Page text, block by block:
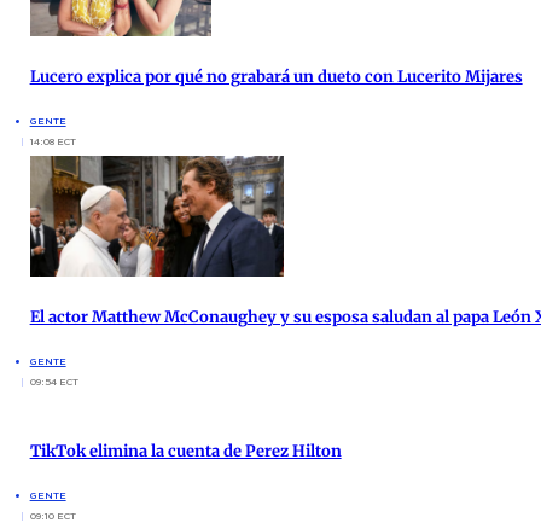
Lucero explica por qué no grabará un dueto con Lucerito Mijares
GENTE
14:08 ECT
El actor Matthew McConaughey y su esposa saludan al papa León
GENTE
09:54 ECT
TikTok elimina la cuenta de Perez Hilton
GENTE
09:10 ECT